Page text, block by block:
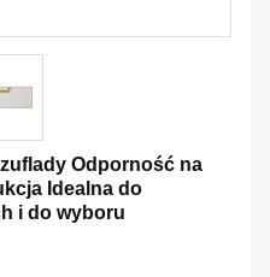
Odporność na
Idealna do
i do wyboru